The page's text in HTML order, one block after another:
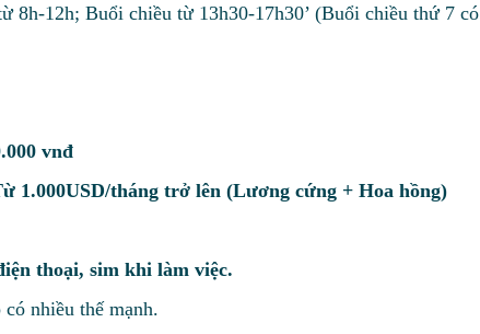
8h-12h; Buổi chiều từ 13h30-17h30’ (Buổi chiều thứ 7 có
vnđ
1.000USD/tháng trở lên (Lương cứng + Hoa hồng)
thoại, sim khi làm việc.
nhiều thế mạnh.